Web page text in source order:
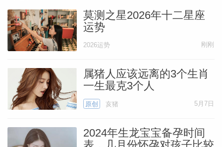
莫测之星2026年十二星座
运势
2026运势 刚刚
属猪人应该远离的3个生肖
一生最克3个人
原创 亥猪 5月7日
2024年生龙宝宝备孕时间